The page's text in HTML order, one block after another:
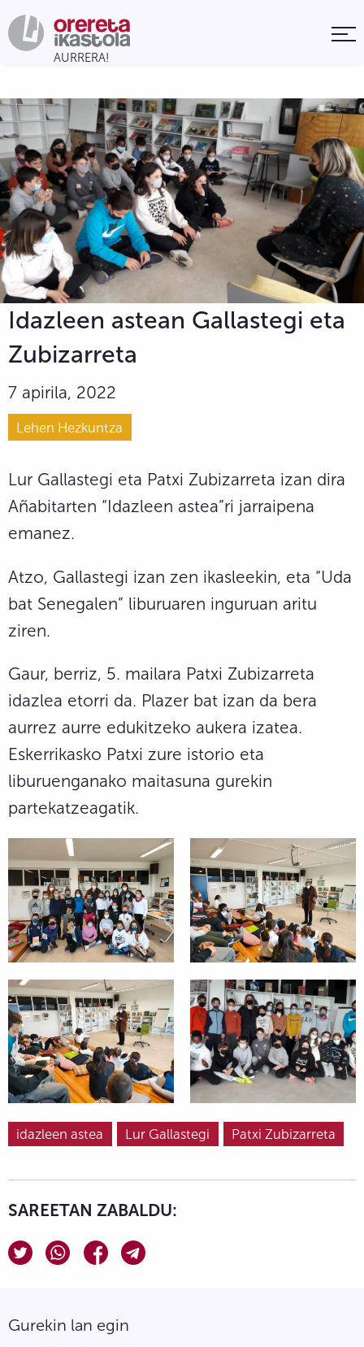
Idazleen astean Gallastegi eta
Zubizarreta
7 apirila, 2022
Lehen Hezkuntza
Lur Gallastegi eta Patxi Zubizarreta izan dira
Añabitarten “Idazleen astea”ri jarraipena
emanez.
Atzo, Gallastegi izan zen ikasleekin, eta “Uda
bat Senegalen” liburuaren inguruan aritu
ziren.
Gaur, berriz, 5. mailara Patxi Zubizarreta
idazlea etorri da. Plazer bat izan da bera
aurrez aurre edukitzeko aukera izatea.
Eskerrikasko Patxi zure istorio eta
liburuenganako maitasuna gurekin
partekatzeagatik.
idazleen astea Lur Gallastegi Patxi Zubizarreta
SAREETAN ZABALDU:
Gurekin lan egin